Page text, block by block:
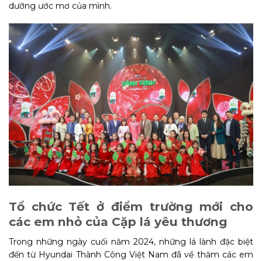
dưỡng ước mơ của mình.
Tổ chức Tết ở điểm trường mới cho
các em nhỏ của Cặp lá yêu thương
Trong những ngày cuối năm 2024, những lá lành đặc biệt
đến từ Hyundai Thành Công Việt Nam đã về thăm các em